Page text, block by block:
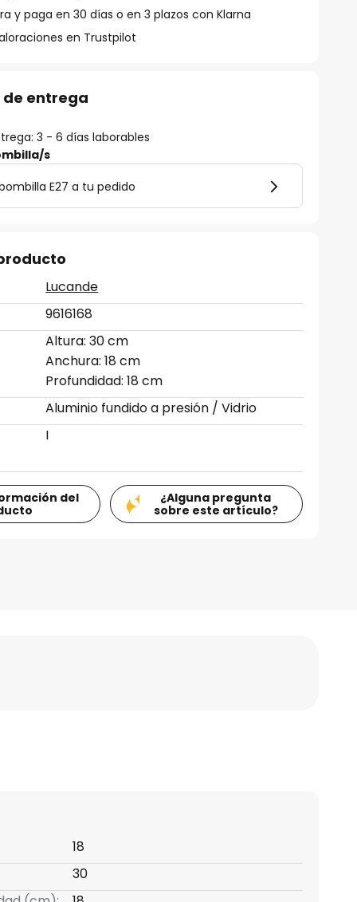
y paga en 30 días o en 3 plazos con Klarna
en Trustpilot
entrega
3 - 6 días laborables
s
E27 a tu pedido
Lucande
9616168
Altura: 30 cm
Anchura: 18 cm
Profundidad: 18 cm
Aluminio fundido a presión / Vidrio
I
del
¿Alguna pregunta
sobre este artículo?
18
30